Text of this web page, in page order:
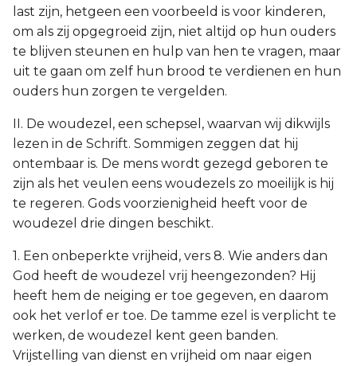
last zijn, hetgeen een voorbeeld is voor kinderen,
om als zij opgegroeid zijn, niet altijd op hun ouders
te blijven steunen en hulp van hen te vragen, maar
uit te gaan om zelf hun brood te verdienen en hun
ouders hun zorgen te vergelden.
II. De woudezel, een schepsel, waarvan wij dikwijls
lezen in de Schrift. Sommigen zeggen dat hij
ontembaar is. De mens wordt gezegd geboren te
zijn als het veulen eens woudezels zo moeilijk is hij
te regeren. Gods voorzienigheid heeft voor de
woudezel drie dingen beschikt.
1. Een onbeperkte vrijheid, vers 8. Wie anders dan
God heeft de woudezel vrij heengezonden? Hij
heeft hem de neiging er toe gegeven, en daarom
ook het verlof er toe. De tamme ezel is verplicht te
werken, de woudezel kent geen banden.
Vrijstelling van dienst en vrijheid om naar eigen